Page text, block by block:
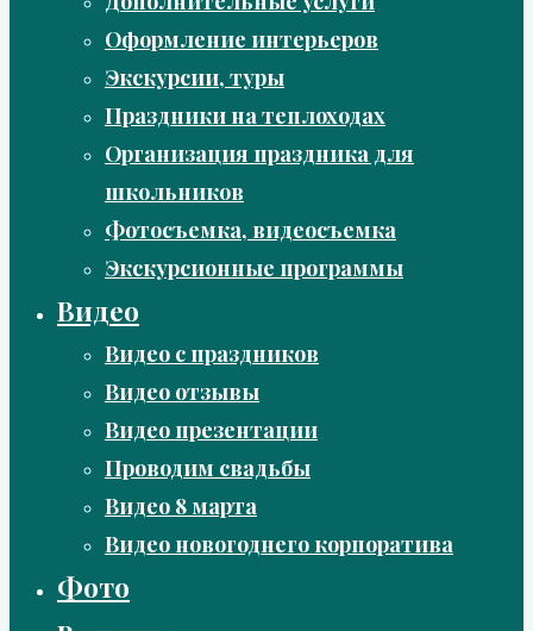
Оформление интерьеров
Экскурсии, туры
Праздники на теплоходах
Организация праздника для
школьников
Фотосъемка, видеосъемка
Экскурсионные программы
Видео
Видео с праздников
Видео отзывы
Видео презентации
Проводим свадьбы
Видео 8 марта
Видео новогоднего корпоратива
Фото